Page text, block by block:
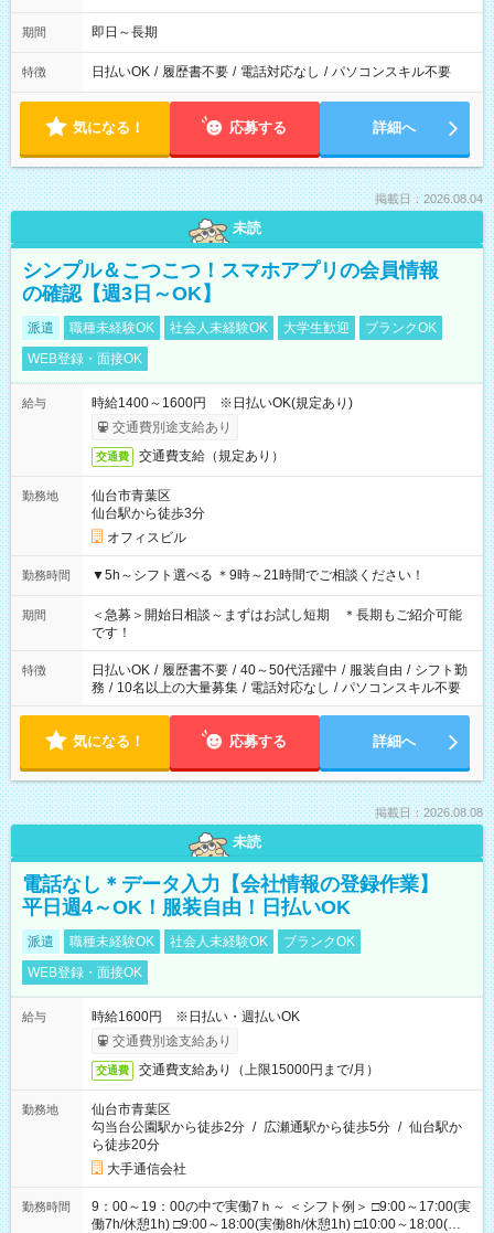
期間 即日～長期
特徴 日払いOK / 履歴書不要 / 電話対応なし / パソコンスキル不要
気になる！ 応募する 詳細へ
掲載日：2026.08.04
未読
シンプル＆こつこつ！スマホアプリの会員情報
の確認【週3日～OK】
派遣 職種未経験OK 社会人未経験OK 大学生歓迎
ブランクOK
WEB登録・面接OK
給与
時給1400～1600円 ※日払いOK(規定あり)
交通費別途支給あり
交通費 交通費支給（規定あり）
勤務地
仙台市青葉区
仙台駅から徒歩3分
オフィスビル
勤務時間 ▼5h～シフト選べる ＊9時～21時間でご相談ください！
期間
＜急募＞開始日相談～まずはお試し短期 ＊長期もご紹介可能
です！
特徴 日払いOK / 履歴書不要 / 40～50代活躍中 / 服装自由 / シフト勤
務 / 10名以上の大量募集 / 電話対応なし / パソコンスキル不要
気になる！ 応募する 詳細へ
掲載日：2026.08.08
未読
電話なし＊データ入力【会社情報の登録作業】
平日週4～OK！服装自由！日払いOK
派遣 職種未経験OK 社会人未経験OK
ブランクOK
WEB登録・面接OK
給与
時給1600円 ※日払い・週払いOK
交通費別途支給あり
交通費 交通費支給あり（上限15000円まで/月）
勤務地
仙台市青葉区
勾当台公園駅から徒歩2分 / 広瀬通駅から徒歩5分 / 仙台駅か
ら徒歩20分
大手通信会社
勤務時間
9：00～19：00の中で実働7ｈ～ ＜シフト例＞ □9:00～17:00(実
働7h/休憩1h) □9:00～18:00(実働8h/休憩1h) □10:00～18:00(実